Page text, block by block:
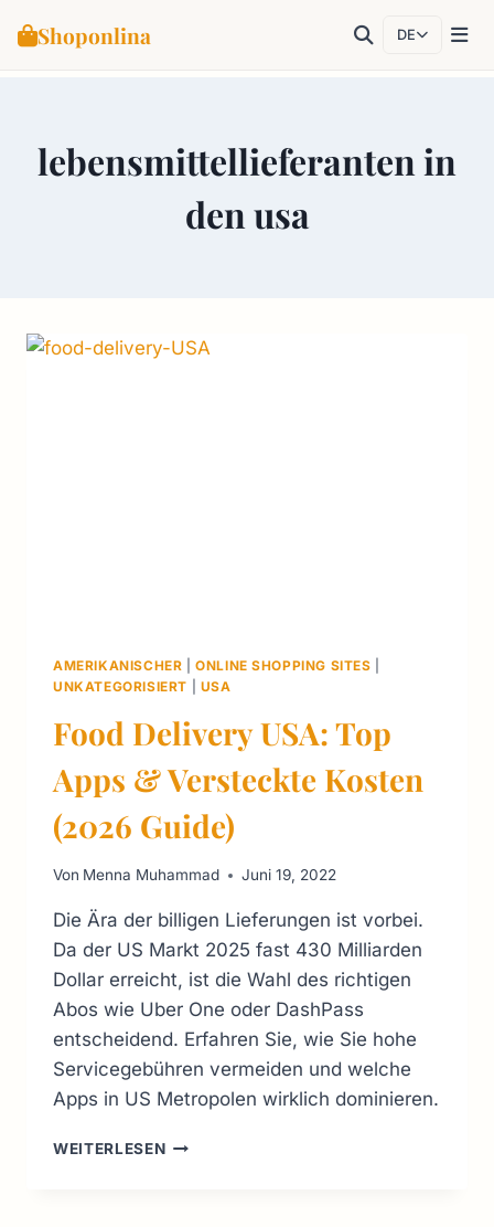
springen
Shoponlina DE
lebensmittellieferanten in
den usa
AMERIKANISCHER |ONLINE SHOPPING SITES
UNKATEGORISIERT
USA
Food Delivery USA: Top
Apps & Versteckte Kosten
(2026 Guide)
Von Menna Muhammad Juni 19, 2022
Die Ära der billigen Lieferungen ist vorbei.
Da der US Markt 2025 fast 430 Milliarden
Dollar erreicht, ist die Wahl des richtigen
Abos wie Uber One oder DashPass
entscheidend. Erfahren Sie, wie Sie hohe
Servicegebühren vermeiden und welche
Apps in US Metropolen wirklich dominieren.
WEITERLESENFOOD